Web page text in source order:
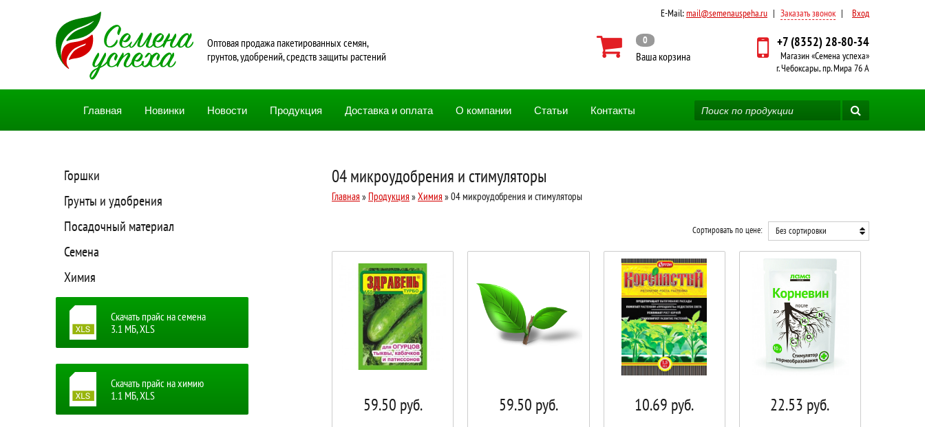
E-Mail:mail@semenauspeha.ru | Заказать звонок | Вход
Oптовая продажа пакетированных семян,
грунтов, удобрений, средств защиты растений
0
Ваша корзина
+7 (8352) 28-80-34
Магазин «Семена успеха»
г. Чебоксары, пр. Мира 76 А
Главная Новинки Новости Продукция Доставка и оплата О компании Статьи Контакты
Горшки
Грунты и удобрения
Посадочный материал
Семена
Химия
Скачать прайс на семена
3.1 MБ, XLS
Скачать прайс на химию
1.1 MБ, XLS
04 микроудобрения и стимуляторы
Главная » Продукция »Химия » 04 микроудобрения и стимуляторы
Сортировать по цене: Без сортировки
59.50 руб. 59.50 руб. 10.69 руб. 22.53 руб.